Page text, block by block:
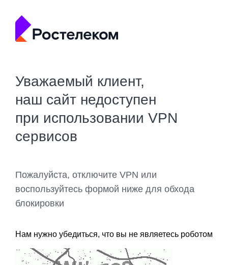
Уважаемый клиент,
наш сайт недоступен
при использовании VPN
сервисов
Пожалуйста, отключите VPN или
воспользуйтесь формой ниже для обхода
блокировки
Нам нужно убедиться, что вы не являетесь роботом